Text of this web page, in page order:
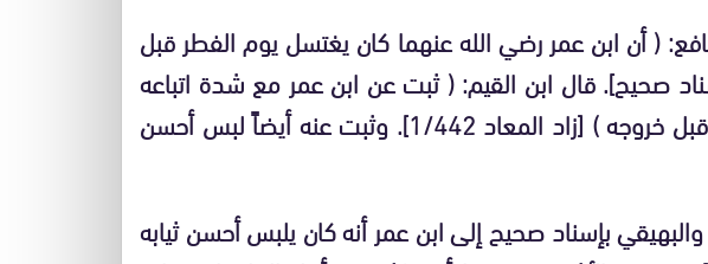
( أن ابن عمر رضي الله عنهما كان يغتسل يوم الفطر قبل
صحيح]. قال ابن القيم: ( ثبت عن ابن عمر مع شدة اتباعه
للسنة أنه كان يغتسل يوم العيد قبل خروجه ) [زاد المعاد 1/442]. وثبت عنه أيضاً لبس أحسن
بإسناد صحيح إلى ابن عمر أنه كان يلبس أحسن ثيابه